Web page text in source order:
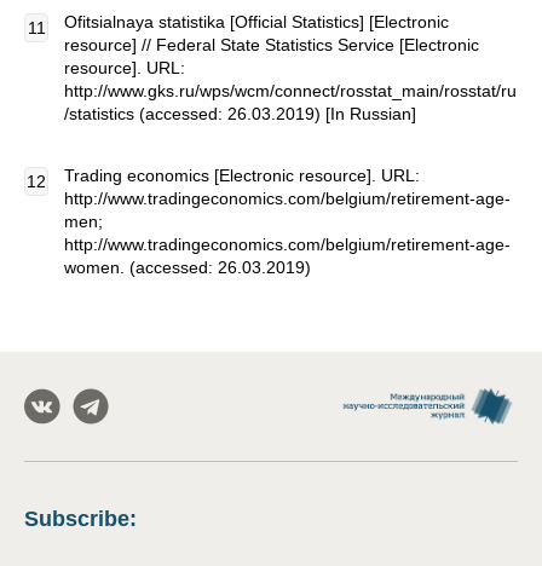
Ofitsialnaya statistika [Official Statistics] [Electronic
resource] // Federal State Statistics Service [Electronic
resource]. URL:
http://www.gks.ru/wps/wcm/connect/rosstat_main/rosstat/ru
/statistics (accessed: 26.03.2019) [In Russian]
Trading economics [Electronic resource]. URL:
http://www.tradingeconomics.com/belgium/retirement-age-
men;
http://www.tradingeconomics.com/belgium/retirement-age-
women. (accessed: 26.03.2019)
Subscribe: